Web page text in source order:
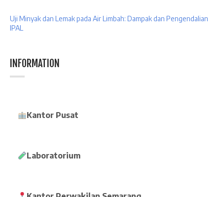
Uji Minyak dan Lemak pada Air Limbah: Dampak dan Pengendalian
IPAL
INFORMATION
Kantor Pusat
Laboratorium